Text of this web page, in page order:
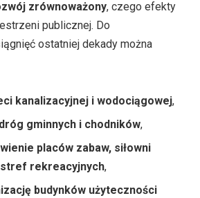
zrównoważony, czego efekty
publicznej. Do
ostatniej dekady można
kanalizacyjnej i wodociągowej,
gminnych i chodników,
placów zabaw, siłowni
rekreacyjnych,
budynków użyteczności